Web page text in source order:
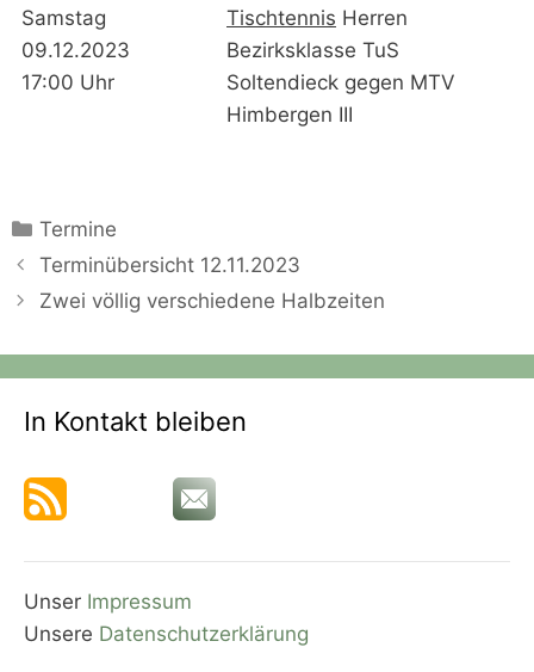
Samstag
09.12.2023
17:00 Uhr
Tischtennis Herren
Bezirksklasse TuS
Soltendieck gegen MTV
Himbergen III
Kategorien
Termine
Terminübersicht 12.11.2023
Zwei völlig verschiedene Halbzeiten
In Kontakt bleiben
Unser Impressum
Unsere Datenschutzerklärung